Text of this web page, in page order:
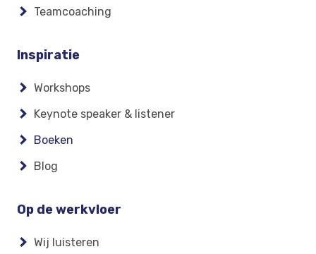
Teamcoaching
Inspiratie
Workshops
Keynote speaker & listener
Boeken
Blog
Op de werkvloer
Wij luisteren